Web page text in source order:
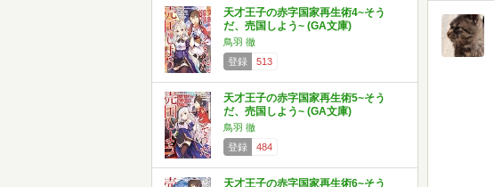
天才王子の赤字国家再生術4~そう
だ、売国しよう~ (GA文庫)
鳥羽 徹
登録
513
天才王子の赤字国家再生術5~そう
だ、売国しよう~ (GA文庫)
鳥羽 徹
登録
484
天才王子の赤字国家再生術6~そう